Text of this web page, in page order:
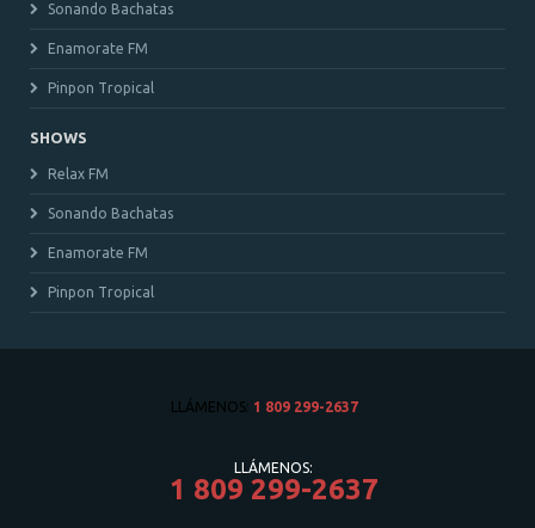
Sonando Bachatas
Enamorate FM
Pinpon Tropical
SHOWS
Relax FM
Sonando Bachatas
Enamorate FM
Pinpon Tropical
LLÁMENOS: 1 809 299-2637
LLÁMENOS:
1 809 299-2637